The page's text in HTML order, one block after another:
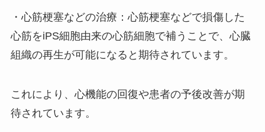
・心筋梗塞などの治療：心筋梗塞などで損傷した
心筋をiPS細胞由来の心筋細胞で補うことで、心臓
組織の再生が可能になると期待されています。
これにより、心機能の回復や患者の予後改善が期
待されています。